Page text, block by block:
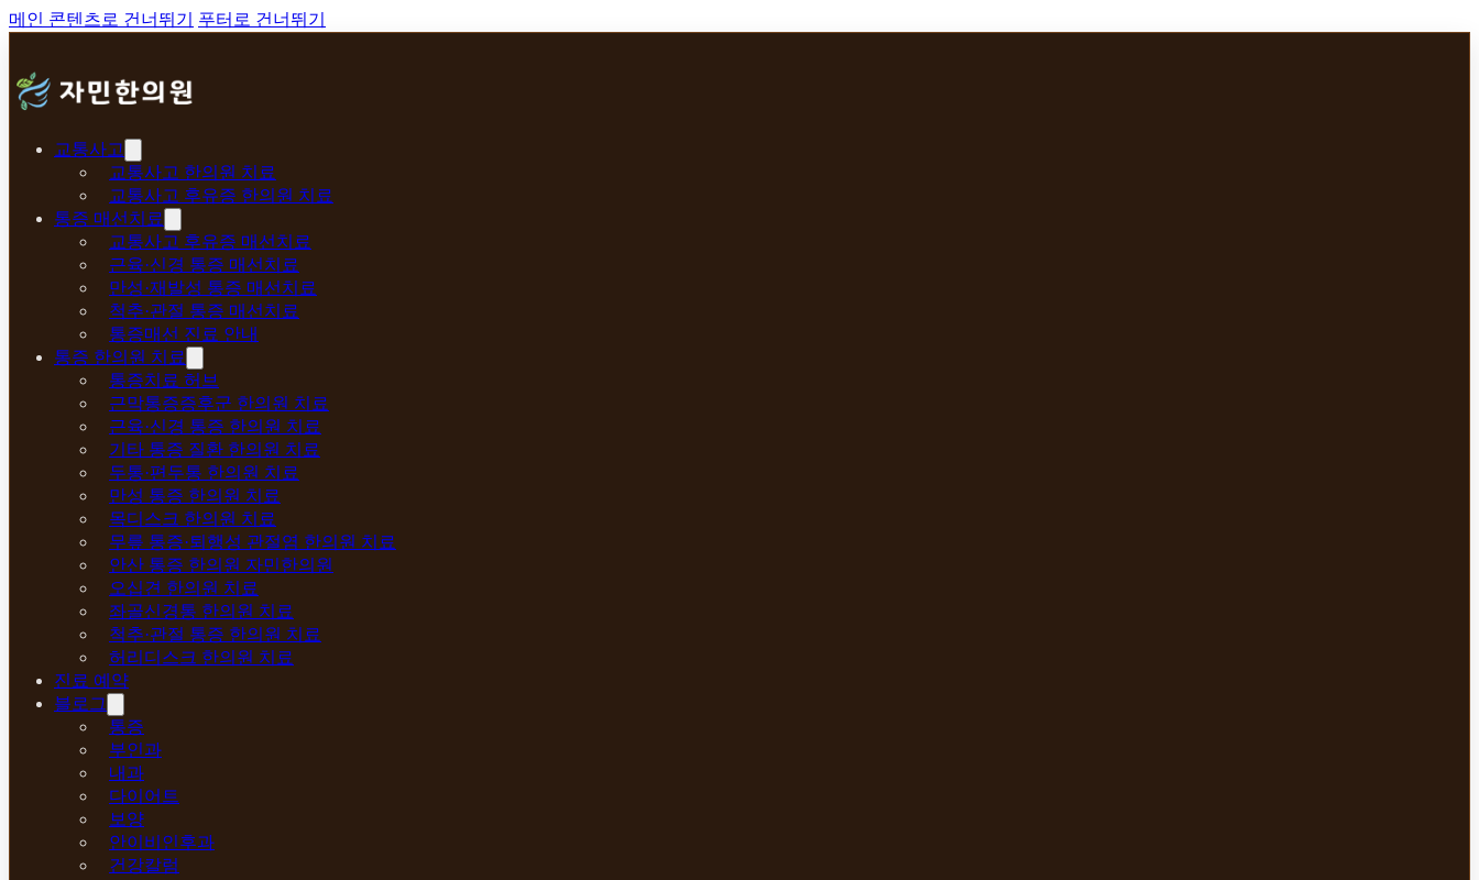
메인 콘텐츠로 건너뛰기 푸터로 건너뛰기
교통사고
교통사고 한의원 치료
교통사고 후유증 한의원 치료
통증 매선치료
교통사고 후유증 매선치료
근육·신경 통증 매선치료
만성·재발성 통증 매선치료
척추·관절 통증 매선치료
통증매선 진료 안내
통증 한의원 치료
통증치료 허브
근막통증증후군 한의원 치료
근육·신경 통증 한의원 치료
기타 통증 질환 한의원 치료
두통·편두통 한의원 치료
만성 통증 한의원 치료
목디스크 한의원 치료
무릎 통증·퇴행성 관절염 한의원 치료
안산 통증 한의원 자민한의원
오십견 한의원 치료
좌골신경통 한의원 치료
척추·관절 통증 한의원 치료
허리디스크 한의원 치료
진료 예약
블로그
통증
부인과
내과
다이어트
보양
안이비인후과
건강칼럼